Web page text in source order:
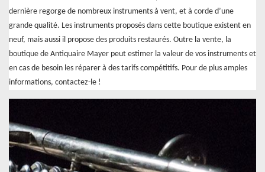
dernière regorge de nombreux instruments à vent, et à corde d’une
grande qualité. Les instruments proposés dans cette boutique existent en
neuf, mais aussi il propose des produits restaurés. Outre la vente, la
boutique de Antiquaire Mayer peut estimer la valeur de vos instruments et
en cas de besoin les réparer à des tarifs compétitifs. Pour de plus amples
informations, contactez-le !